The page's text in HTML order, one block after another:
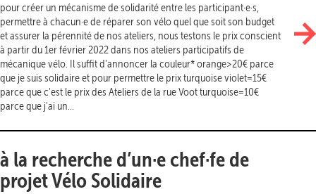
pour créer un mécanisme de solidarité entre les participant·e·s,
permettre à chacun·e de réparer son vélo quel que soit son budget
et assurer la pérennité de nos ateliers, nous testons le prix conscient
à partir du 1er février 2022 dans nos ateliers participatifs de
mécanique vélo. Il suffit d'annoncer la couleur* orange>20€ parce
que je suis solidaire et pour permettre le prix turquoise violet=15€
parce que c'est le prix des Ateliers de la rue Voot turquoise=10€
parce que j'ai un...
à la recherche d’un·e chef·fe de
projet Vélo Solidaire